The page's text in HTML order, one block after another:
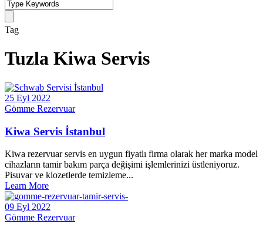
Tag
Tuzla Kiwa Servis
25 Eyl 2022
Gömme Rezervuar
Kiwa Servis İstanbul
Kiwa rezervuar servis en uygun fiyatlı firma olarak her marka model
cihazların tamir bakım parça değişimi işlemlerinizi üstleniyoruz.
Pisuvar ve klozetlerde temizleme...
Learn More
09 Eyl 2022
Gömme Rezervuar